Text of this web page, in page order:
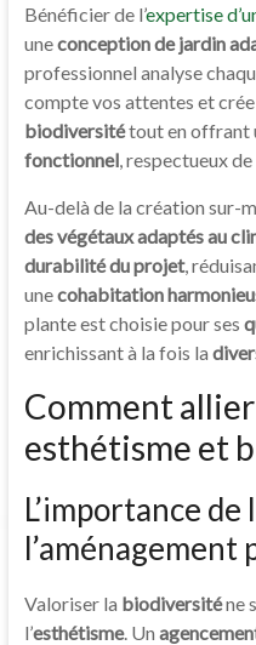
Bénéficier de l’expertise
uneconception de jardin
professionnel analyse
compte vos attentes et crée
biodiversitétout en offrant
fonctionnel, respectueux
Au-delà de la création sur-
des végétaux adaptés au
durabilité du projet,
unecohabitation
plante est choisie pour ses
enrichissant à la fois la
Comment
esthétisme et
L’importance
l’aménagement
Valoriser la biodiversiténe
l’esthétisme. Un